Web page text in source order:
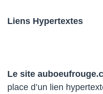
Liens Hypertextes
Le site
place d’un lien